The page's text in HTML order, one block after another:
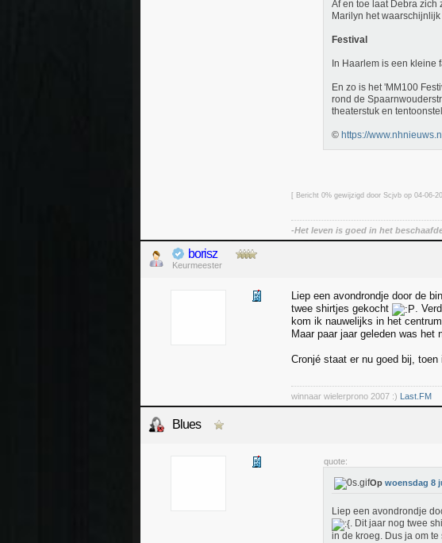
Af en toe laat Debra zich
Marilyn het
Festival
In Haarlem is een kleine
En zo is het 'MM100
rond de
theaterstuk en
© https://
[ Bericht 0% gewijzigd door Scjvb op 04-06-
-Het leven is goed in het
borisz
Keurmeester
Liep een avondrondje door de
twee shirtjes gekocht
.
kom ik nauwelijks in het centrum.
Maar paar jaar geleden was het
Cronjé staat er nu goed bij,
winnaar wielerprono 2007 :) Last.FM
Blues
quote:
Op woensdag 8
Liep een avondrondje
. Dit jaar nog twee
in de kroeg. Dus ja om